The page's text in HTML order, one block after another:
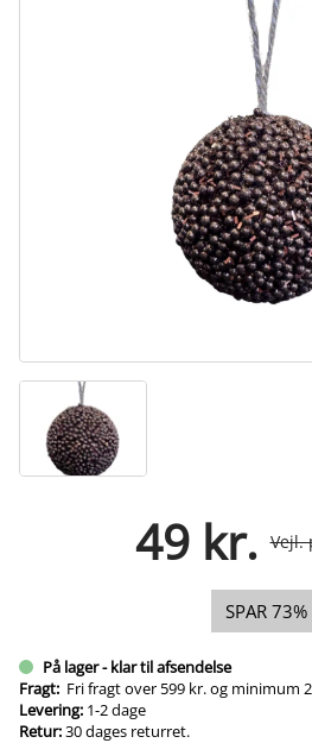
49 kr. Vejl.
SPAR 73%
På lager - klar til afsendelse
Fragt: Fri fragt over 599 kr. og minimum
Levering: 1-2 dage
Retur:30 dages returret.